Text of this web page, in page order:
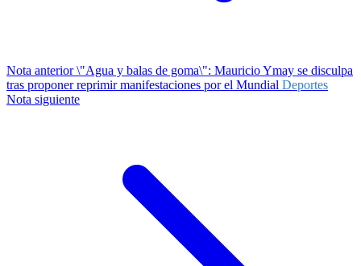
Nota anterior\"Agua y balas de goma\": Mauricio Ymay se disculpa
tras proponer reprimir manifestaciones por el Mundial Deportes
Nota siguiente